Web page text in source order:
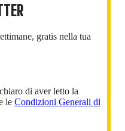
gratis nella tua
di aver letto la
le Condizioni Generali di